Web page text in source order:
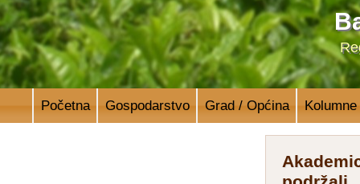
Početna Gospodarstvo Grad / Općina Kolumne